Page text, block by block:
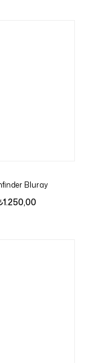
Bluray
1.250,00